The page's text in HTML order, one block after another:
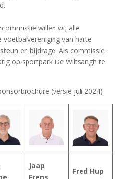
willen wij alle
voetbalvereniging van harte
en bijdrage. Als commissie
op sportpark De Wiltsangh te
(versie juli 2024)
Jaap
Frens
Fred Hup